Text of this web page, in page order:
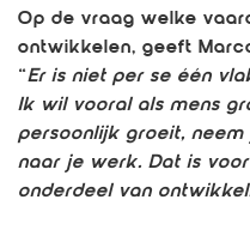
Op de vraag welke
ontwikkelen, geeft
“Er is niet per se één
Ik wil vooral als mens
persoonlijk groeit,
naar je werk. Dat is
onderdeel van